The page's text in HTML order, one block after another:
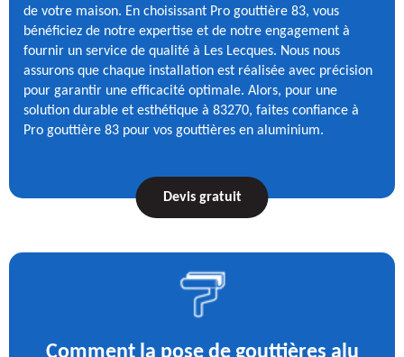
de votre maison. En choisissant Pro gouttière 83, vous
bénéficiez de notre expertise et de notre engagement à
fournir un service de qualité à Les Lecques. Nous nous
assurons que chaque installation est réalisée avec précision
pour garantir une efficacité optimale. Alors, pour une
solution durable et esthétique à 83270, faites confiance à
Pro gouttière 83 pour vos gouttières en aluminium.
Devis gratuit
Comment la pose de gouttières alu